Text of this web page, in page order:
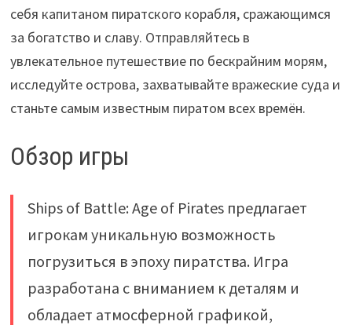
себя капитаном пиратского корабля, сражающимся
за богатство и славу. Отправляйтесь в
увлекательное путешествие по бескрайним морям,
исследуйте острова, захватывайте вражеские суда и
станьте самым известным пиратом всех времён.
Обзор игры
Ships of Battle: Age of Pirates предлагает
игрокам уникальную возможность
погрузиться в эпоху пиратства. Игра
разработана с вниманием к деталям и
обладает атмосферной графикой,